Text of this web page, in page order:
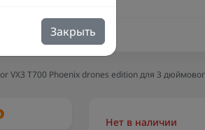
VX3 T700 Phoenix drones edition для 3
Закрыть
Нет в наличии